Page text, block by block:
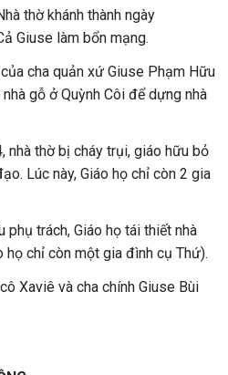
thờ khánh thành ngày
Giuse làm bổn mạng.
cha quản xứ Giuse Phạm Hữu
gỗ ở Quỳnh Côi để dựng nhà
nhà thờ bị cháy trụi, giáo hữu bỏ
Lúc này, Giáo họ chỉ còn 2 gia
phụ trách, Giáo họ tái thiết nhà
họ chỉ còn một gia đình cụ Thứ).
Xaviê và cha chính Giuse Bùi